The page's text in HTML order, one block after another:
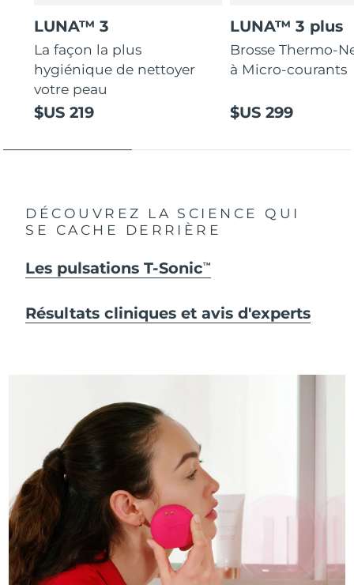
LUNA™ 3
La façon la plus
hygiénique de nettoyer
votre peau
$US 219
LUNA™ 3 plus
Brosse Thermo-
à Micro-courants
$US 299
DÉCOUVREZ LA SCIENCE QUI
SE CACHE DERRIÈRE
Les pulsations T-SonicTM
Résultats cliniques et avis d'experts